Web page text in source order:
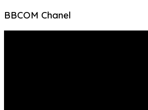
BBCOM Chanel